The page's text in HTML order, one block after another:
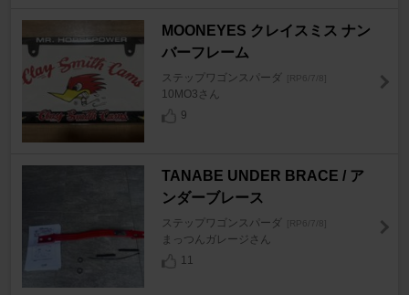
MOONEYES クレイスミス ナン
バーフレーム
ステップワゴンスパーダ [RP6/7/8]
10MO3さん
9
TANABE UNDER BRACE / ア
ンダーブレース
ステップワゴンスパーダ [RP6/7/8]
まっつんガレージさん
11